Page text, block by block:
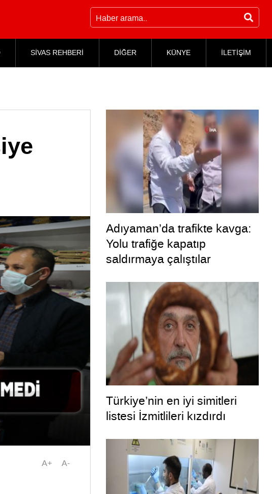
SİVAS REHBERİ DİĞER KÜNYE İLETİŞİM
A+ A-
Adıyaman’da trafikte kavga:
Yolu trafiğe kapatıp
saldırmaya çalıştılar
Türkiye’nin en iyi simitleri
listesi İzmitlileri kızdırdı